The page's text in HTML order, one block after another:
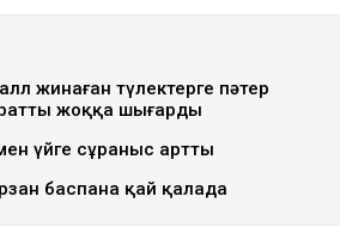
жинаған түлектерге пәтер
жоққа шығарды
үйге сұраныс артты
баспана қай қалада